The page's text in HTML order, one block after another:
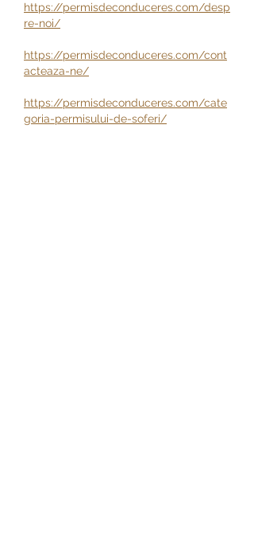
https://permisdeconduceres.com/desp
re-noi/
https://permisdeconduceres.com/cont
acteaza-ne/
https://permisdeconduceres.com/cate
goria-permisului-de-soferi/